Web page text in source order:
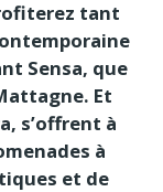
tant
Sensa, que
Et
s’offrent à
à
et de